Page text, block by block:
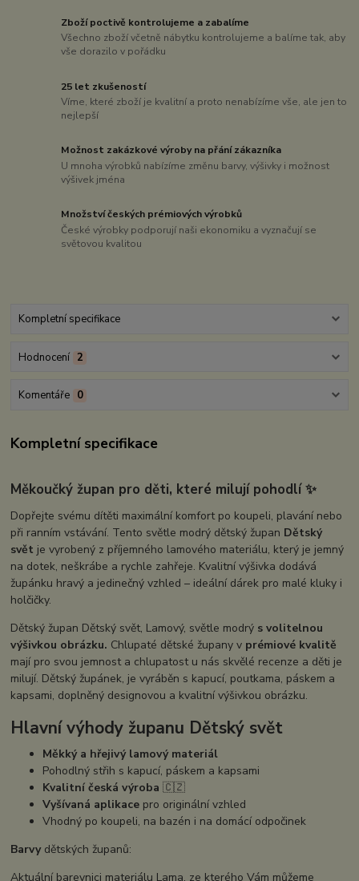
Zboží poctivě kontrolujeme a zabalíme
Všechno zboží včetně nábytku kontrolujeme a balíme tak, aby
vše dorazilo v pořádku
25 let zkušeností
Víme, které zboží je kvalitní a proto nenabízíme vše, ale jen to
nejlepší
Možnost zakázkové výroby na přání zákazníka
U mnoha výrobků nabízíme změnu barvy, výšivky i možnost
výšivek jména
Množství českých prémiových výrobků
České výrobky podporují naši ekonomiku a vyznačují se
světovou kvalitou
Kompletní specifikace
Hodnocení 2
Komentáře 0
Kompletní specifikace
Měkoučký župan pro děti, které milují pohodlí✨
Dopřejte svému dítěti maximální komfort po koupeli, plavání nebo
při ranním vstávání. Tento světle modrý dětský župan Dětský
svět je vyrobený z příjemného lamového materiálu, který je jemný
na dotek, neškrábe a rychle zahřeje. Kvalitní výšivka dodává
župánku hravý a jedinečný vzhled – ideální dárek pro malé kluky i
holčičky.
Dětský župan Dětský svět, Lamový, světle modrý s volitelnou
výšivkou obrázku. Chlupaté dětské župany v prémiové kvalitě
mají pro svou jemnost a chlupatost u nás skvělé recenze a děti je
milují. Dětský župánek, je vyráběn s kapucí, poutkama, páskem a
kapsami, doplněný designovou a kvalitní výšivkou obrázku.
Hlavní výhody županu Dětský svět
Měkký a hřejivý lamový materiál
Pohodlný střih s kapucí, páskem a kapsami
Kvalitní česká výroba 🇨🇿
Vyšívaná aplikace pro originální vzhled
Vhodný po koupeli, na bazén i na domácí odpočinek
Barvydětských županů:
Aktuální barevnici materiálu Lama, ze kterého Vám můžeme